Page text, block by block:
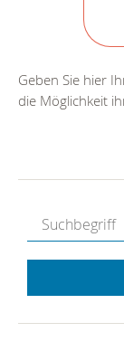
Geben Sie hier
die Möglichkeit